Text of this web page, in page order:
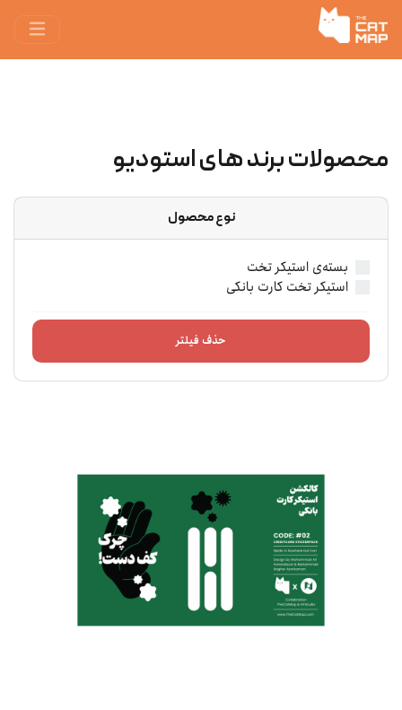
محصولات برند های استودیو
نوع محصول
بسته‌ی استیکر تخت
استیکر تخت کارت بانکی
حذف فیلتر